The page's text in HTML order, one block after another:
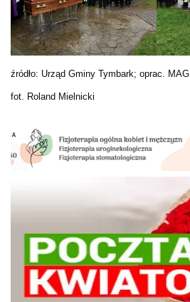
źródło: Urząd Gminy Tymbark; oprac. MAG
fot. Roland Mielnicki